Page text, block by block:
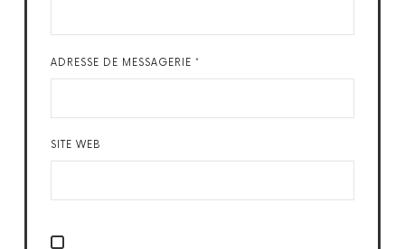
ADRESSE DE MESSAGERIE *
SITE WEB